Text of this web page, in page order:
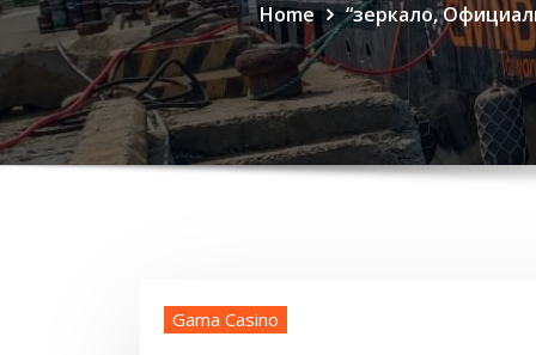
Home “зеркало,
Gama Casino